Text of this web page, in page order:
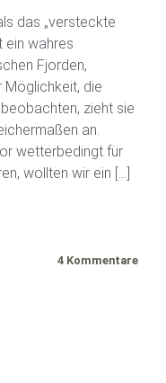
das „versteckte
ein wahres
Fjorden,
Möglichkeit, die
zieht sie
an.
wetterbedingt für
wollten wir ein […]
4 Kommentare